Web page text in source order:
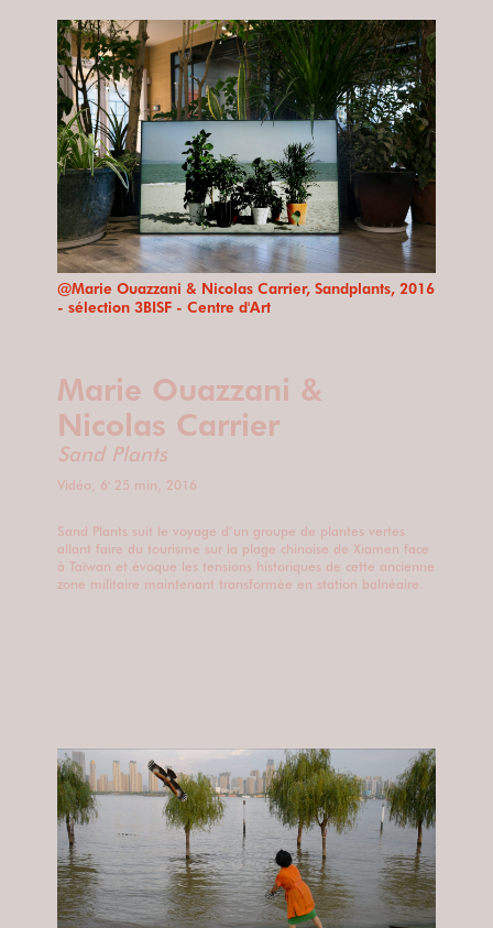
@Marie Ouazzani & Nicolas Carrier, Sandplants, 2016
- sélection 3BISF - Centre d'Art
Marie Ouazzani &
Nicolas Carrier
Sand Plants
Vidéo, 6' 25 min, 2016
Sand Plants suit le voyage d’un groupe de plantes vertes
allant faire du tourisme sur la plage chinoise de Xiamen face
à Taïwan et évoque les tensions historiques de cette ancienne
zone militaire maintenant transformée en station balnéaire.